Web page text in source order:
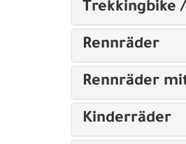
Trekkingbike
Rennräder
Rennräder
Kinderräder